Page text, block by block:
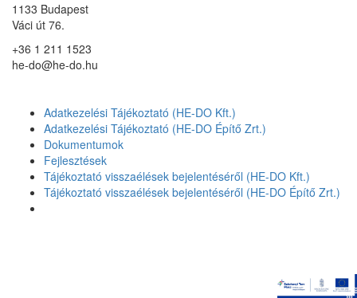
1133 Budapest
Váci út 76.
+36 1 211 1523
he-do@he-do.hu
Adatkezelési Tájékoztató (HE-DO Kft.)
Adatkezelési Tájékoztató (HE-DO Építő Zrt.)
Dokumentumok
Fejlesztések
Tájékoztató visszaélések bejelentéséről (HE-DO Kft.)
Tájékoztató visszaélések bejelentéséről (HE-DO Építő Zrt.)